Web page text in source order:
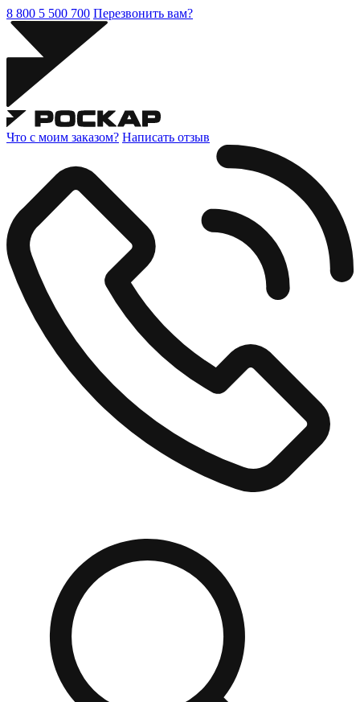
8 800 5 500 700 Перезвонить вам?
Что с моим заказом? Написать отзыв